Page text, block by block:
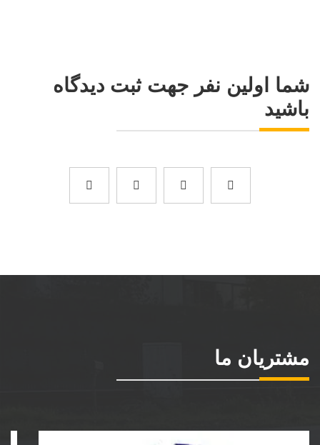
شما اولین نفر جهت ثبت دیدگاه
باشید
مشتریان ما